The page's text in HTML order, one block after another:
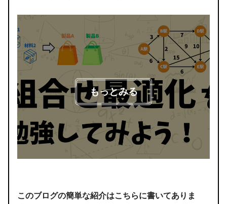
もっとみる
このブログの簡単な紹介はこちらに書いてありま